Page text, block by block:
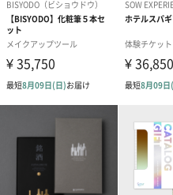
紅茶・コーヒー・スイーツ
紅茶・コーヒー・スイーツを
への＋αにおすすめです。